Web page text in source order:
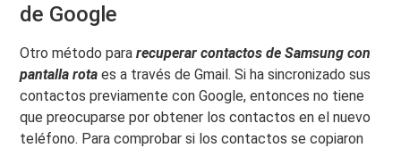
de Google
Otro método pararecuperar contactos de Samsung con
pantalla rota es a través de Gmail. Si ha sincronizado sus
contactos previamente con Google, entonces no tiene
que preocuparse por obtener los contactos en el nuevo
teléfono. Para comprobar si los contactos se copiaron